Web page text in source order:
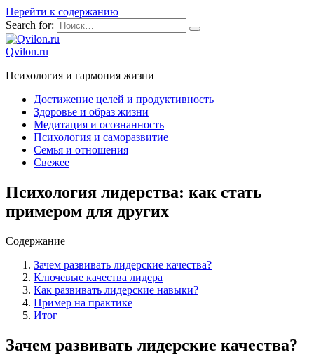
Перейти к содержанию
Search for:
Qvilon.ru
Психология и гармония жизни
Достижение целей и продуктивность
Здоровье и образ жизни
Медитация и осознанность
Психология и саморазвитие
Семья и отношения
Свежее
Психология лидерства: как стать
примером для других
Содержание
Зачем развивать лидерские качества?
Ключевые качества лидера
Как развивать лидерские навыки?
Пример на практике
Итог
Зачем развивать лидерские качества?